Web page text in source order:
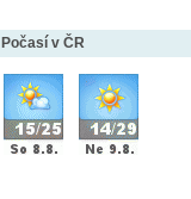
Počasí v ČR